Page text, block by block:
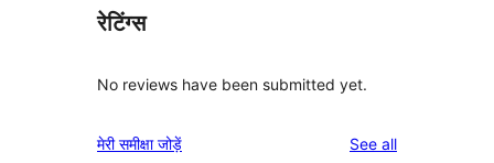
रेटिंग्स
No reviews have been submitted yet.
मेरी समीक्षा जोड़ें See allreviews